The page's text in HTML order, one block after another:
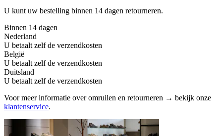
U kunt uw bestelling binnen 14 dagen retourneren.
Binnen 14 dagen
Nederland
U betaalt zelf de verzendkosten
België
U betaalt zelf de verzendkosten
Duitsland
U betaalt zelf de verzendkosten
Voor meer informatie over omruilen en retourneren → bekijk onze
klantenservice.